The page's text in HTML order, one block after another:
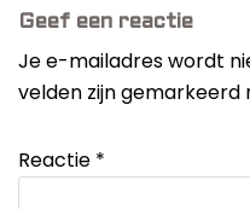
Geef een reactie
Je e-mailadres wordt
velden zijn gemarkeerd
Reactie *